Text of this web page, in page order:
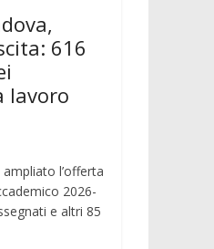
616
lavoro
ampliato l’offerta
2026-
e altri 85